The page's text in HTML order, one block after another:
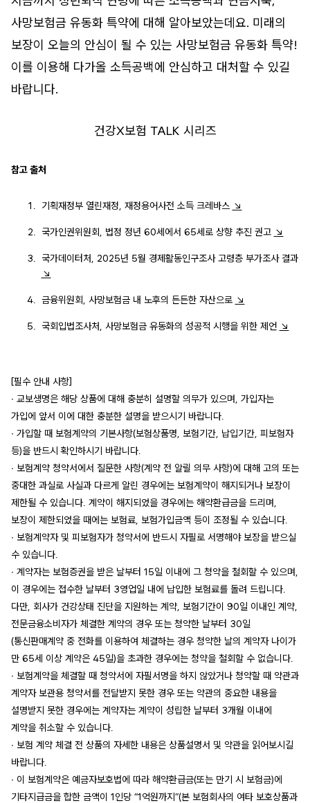
사망보험금 유동화 특약에 대해 알아보았는데요. 미래의
보장이 오늘의 안심이 될 수 있는 사망보험금 유동화 특약!
이를 이용해 다가올 소득공백에 안심하고 대처할 수 있길
바랍니다.
건강X보험 TALK 시리즈
참고 출처
기획재정부 열린재정, 재정용어사전 소득 크레바스 ↘
국가인권위원회, 법정 정년 60세에서 65세로 상향 추진 권고 ↘
국가데이터처, 2025년 5월 경제활동인구조사 고령층 부가조사 결과
↘
금융위원회, 사망보험금 내 노후의 든든한 자산으로 ↘
국회입법조사처, 사망보험금 유동화의 성공적 시행을 위한 제언 ↘
[필수 안내 사항]
∙ 교보생명은 해당 상품에 대해 충분히 설명할 의무가 있으며, 가입자는
가입에 앞서 이에 대한 충분한 설명을 받으시기 바랍니다.
∙ 가입할 때 보험계약의 기본사항(보험상품명, 보험기간, 납입기간, 피보험자
등)을 반드시 확인하시기 바랍니다.
∙ 보험계약 청약서에서 질문한 사항(계약 전 알릴 의무 사항)에 대해 고의 또는
중대한 과실로 사실과 다르게 알린 경우에는 보험계약이 해지되거나 보장이
제한될 수 있습니다. 계약이 해지되었을 경우에는 해약환급금을 드리며,
보장이 제한되었을 때에는 보험료, 보험가입금액 등이 조정될 수 있습니다.
∙ 보험계약자 및 피보험자가 청약서에 반드시 자필로 서명해야 보장을 받으실
수 있습니다.
∙ 계약자는 보험증권을 받은 날부터 15일 이내에 그 청약을 철회할 수 있으며,
이 경우에는 접수한 날부터 3영업일 내에 납입한 보험료를 돌려 드립니다.
다만, 회사가 건강상태 진단을 지원하는 계약, 보험기간이 90일 이내인 계약,
전문금융소비자가 체결한 계약의 경우 또는 청약한 날부터 30일
(통신판매계약 중 전화를 이용하여 체결하는 경우 청약한 날의 계약자 나이가
만 65세 이상 계약은 45일)을 초과한 경우에는 청약을 철회할 수 없습니다.
∙ 보험계약을 체결할 때 청약서에 자필서명을 하지 않았거나 청약할 때 약관과
계약자 보관용 청약서를 전달받지 못한 경우 또는 약관의 중요한 내용을
설명받지 못한 경우에는 계약자는 계약이 성립한 날부터 3개월 이내에
계약을 취소할 수 있습니다.
∙ 보험 계약 체결 전 상품의 자세한 내용은 상품설명서 및 약관을 읽어보시길
바랍니다.
∙ 이 보험계약은 예금자보호법에 따라 해약환급금(또는 만기 시 보험금)에
기타지급금을 합한 금액이 1인당 “1억원까지”(본 보험회사의 여타 보호상품과